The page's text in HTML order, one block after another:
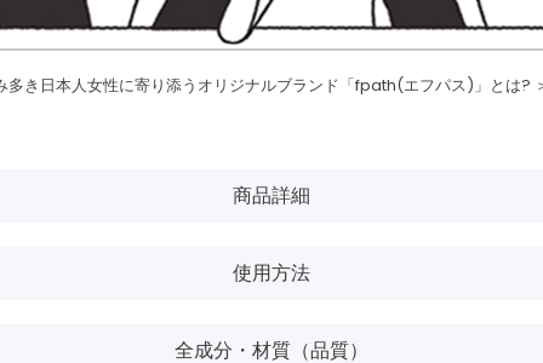
多き日本人女性に寄り添うオリジナルブランド「fpath(エフパス)」とは?
商品詳細
使用方法
全成分・材質（品質）